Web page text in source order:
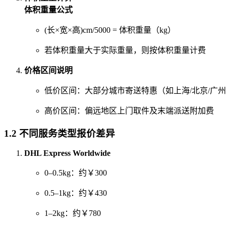
体积重量公式
(长×宽×高)cm/5000 = 体积重量（kg）
若体积重量大于实际重量，则按体积重量计费
价格区间说明
低价区间：大部分城市寄送特惠（如上海/北京/广
高价区间：偏远地区上门取件及末端派送附加费
1.2 不同服务类型报价差异
DHL Express Worldwide
0–0.5kg：约￥300
0.5–1kg：约￥430
1–2kg：约￥780